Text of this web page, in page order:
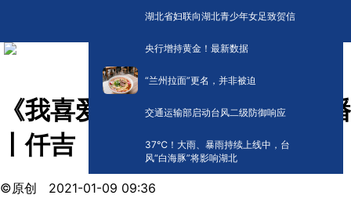
湖北省妇联向湖北青少年女足致贺信
央行增持黄金！最新数据
“兰州拉面”更名，并非被迫
交通运输部启动台风二级防御响应
​37℃！大雨、暴雨持续上线中，台
风“白海豚”将影响湖北
《我喜爱的湖北品牌》作品展播
丨仟吉
©原创 2021-01-09 09:36